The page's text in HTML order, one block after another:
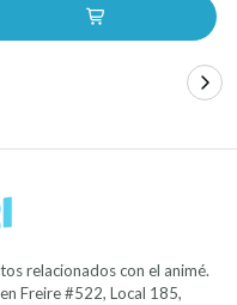
relacionados con el animé.
Freire #522, Local 185,